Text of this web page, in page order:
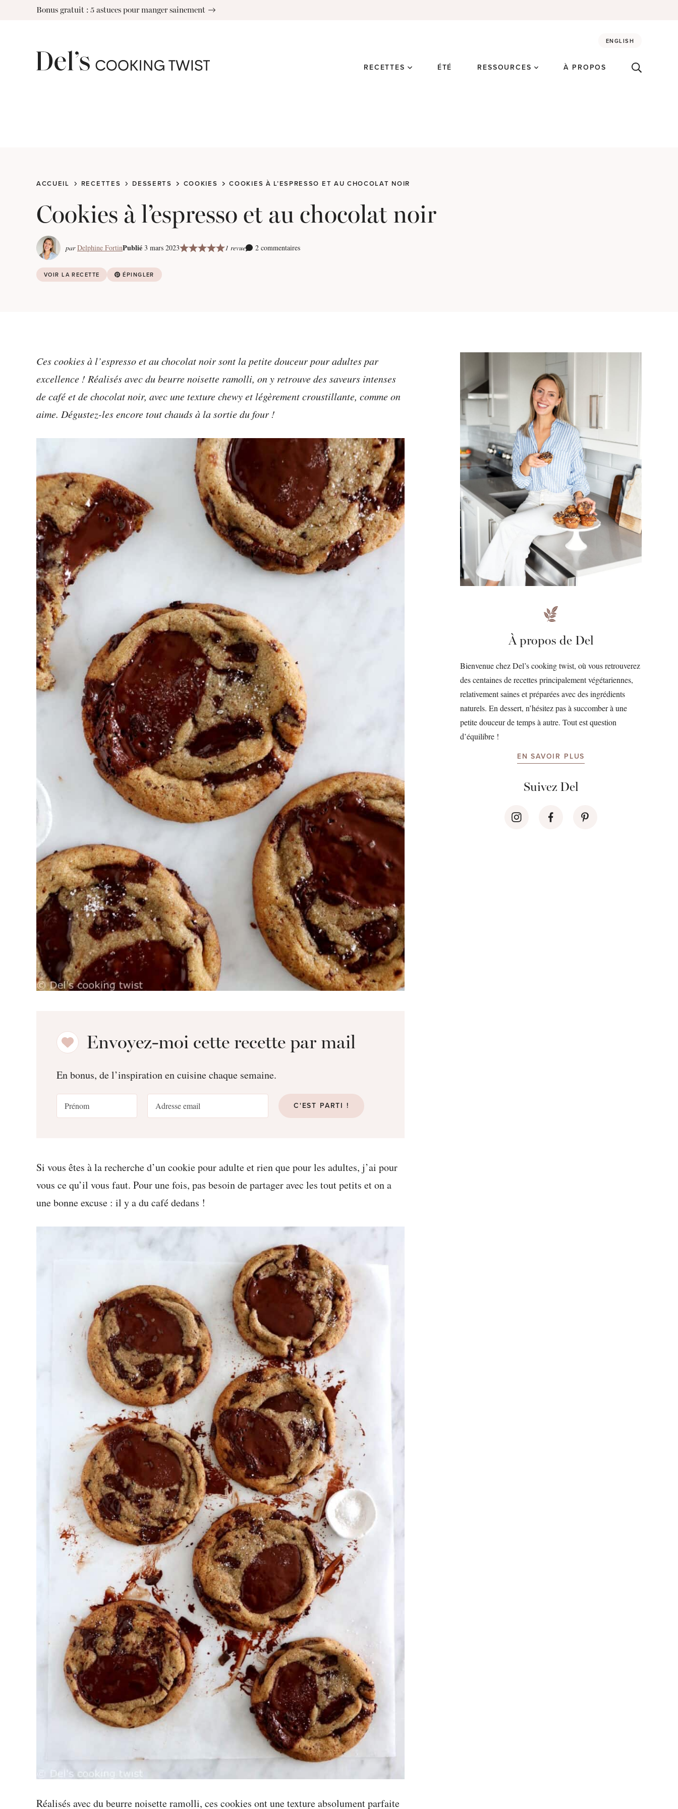
Bonus gratuit : 5 astuces pour manger sainement
ENGLISH
RECETTES ÉTÉ RESSOURCES À PROPOS
ACCUEIL RECETTES DESSERTS COOKIES COOKIES À L’ESPRESSO ET AU CHOCOLAT NOIR
Cookies à l’espresso et au chocolat noir
par Delphine FortinPublié 3 mars 2023 1 revue 2 commentaires
VOIR LA RECETTE ÉPINGLER
Ces cookies à l’espresso et au chocolat noir sont la petite douceur pour adultes par
excellence ! Réalisés avec du beurre noisette ramolli, on y retrouve des saveurs intenses
de café et de chocolat noir, avec une texture chewy et légèrement croustillante, comme on
aime. Dégustez-les encore tout chauds à la sortie du four !
Envoyez-moi cette recette par mail
En bonus, de l’inspiration en cuisine chaque semaine.
C'EST PARTI !
Si vous êtes à la recherche d’un cookie pour adulte et rien que pour les adultes, j’ai pour
vous ce qu’il vous faut. Pour une fois, pas besoin de partager avec les tout petits et on a
une bonne excuse : il y a du café dedans !
Réalisés avec du beurre noisette ramolli, ces cookies ont une texture absolument parfaite
À propos de Del
Bienvenue chez Del’s cooking twist, où vous retrouverez
des centaines de recettes principalement végétariennes,
relativement saines et préparées avec des ingrédients
naturels. En dessert, n’hésitez pas à succomber à une
petite douceur de temps à autre. Tout est question
d’équilibre !
EN SAVOIR PLUS
Suivez Del